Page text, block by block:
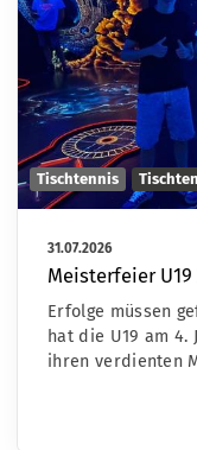
Tischtennis
31.07.2026
Meisterfeier U19
Erfolge müssen
hat die U19 am 4.
ihren verdienten